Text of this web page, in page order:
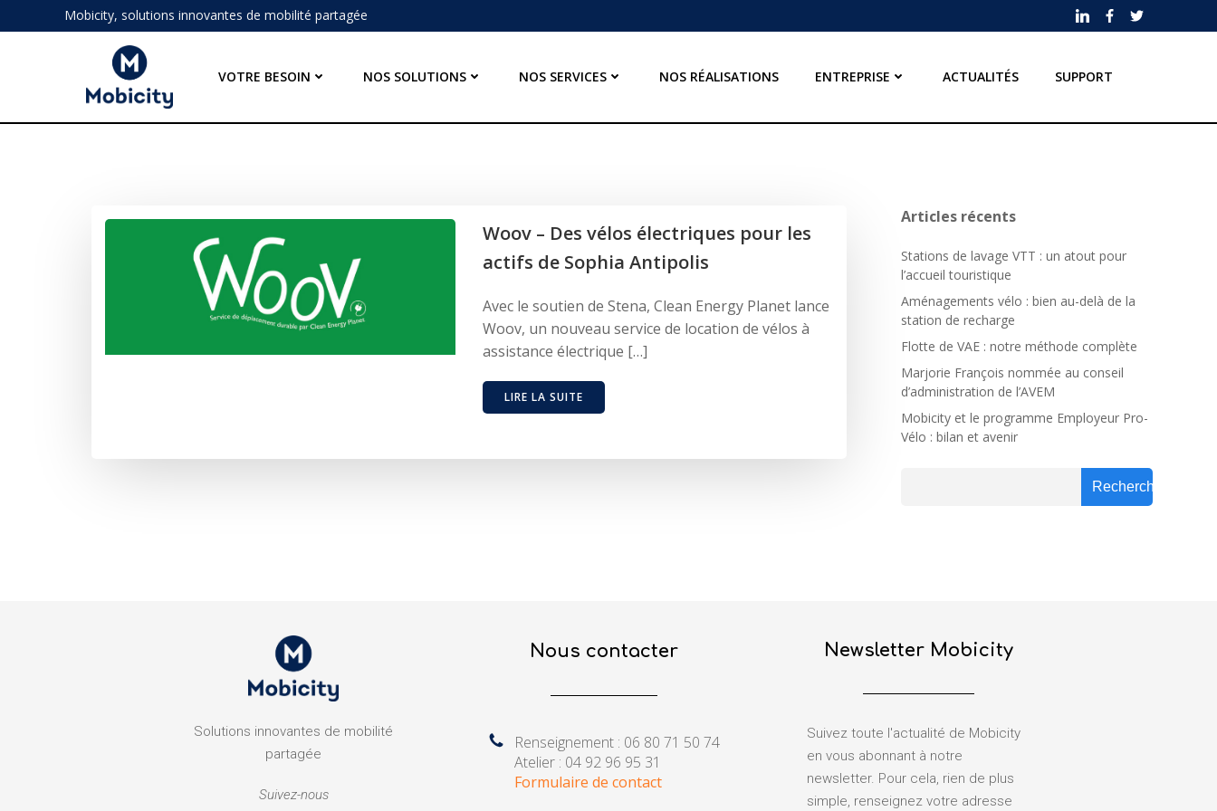
au
Mobicity, solutions innovantes de mobilité partagée
VOTRE BESOIN NOS SOLUTIONS NOS SERVICES NOS RÉALISATIONS ENTREPRISE ACTUALITÉS SUPPORT
Woov – Des vélos électriques pour les
actifs de Sophia Antipolis
Avec le soutien de Stena, Clean Energy Planet lance
Woov, un nouveau service de location de vélos à
assistance électrique […]
LIRE LA SUITE
Articles récents
Stations de lavage VTT : un atout pour
l’accueil touristique
Aménagements vélo : bien au-delà de la
station de recharge
Flotte de VAE : notre méthode complète
Marjorie François nommée au conseil
d’administration de l’AVEM
Mobicity et le programme Employeur Pro-
Vélo : bilan et avenir
Rechercher
Solutions innovantes de mobilité
partagée
Suivez-nous
Nous contacter
Renseignement : 06 80 71 50 74
Atelier : 04 92 96 95 31
Formulaire de contact
Newsletter Mobicity
Suivez toute l'actualité de Mobicity
en vous abonnant à notre
newsletter. Pour cela, rien de plus
simple, renseignez votre adresse